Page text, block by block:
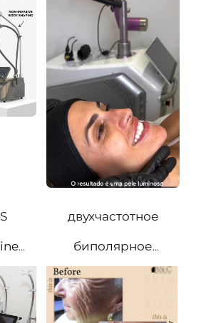
в лазера с
модуляцией
добротности
двухчастотное
биполярное
радиочастотное
микронидлинг-